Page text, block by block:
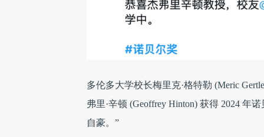
多伦多大学校长梅里克·格特勒 (Meric
弗里·辛顿 (Geoffrey Hinton) 获得 2024 年
自豪。”